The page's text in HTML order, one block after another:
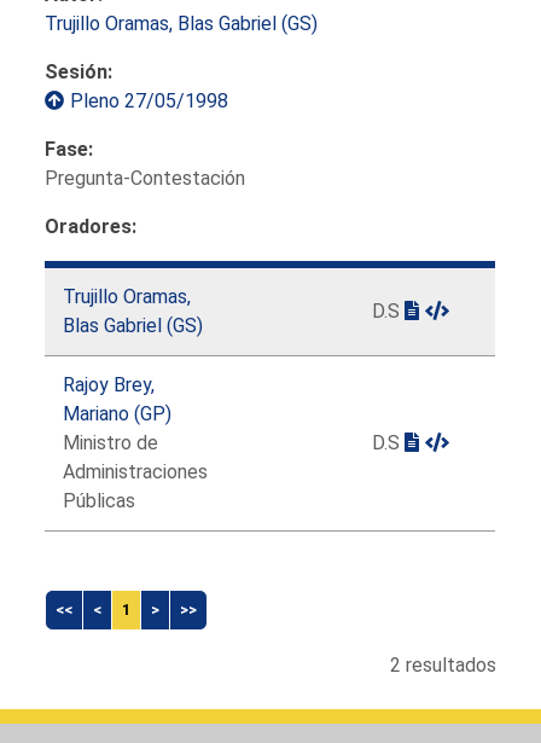
Trujillo Oramas, Blas Gabriel (GS)
Sesión:
Pleno 27/05/1998
Fase:
Pregunta-Contestación
Oradores:
Trujillo Oramas,
Blas Gabriel (GS)
D.S
Rajoy Brey,
Mariano (GP)
Ministro de
Administraciones
Públicas
D.S
<< < 1 > >>
2 resultados